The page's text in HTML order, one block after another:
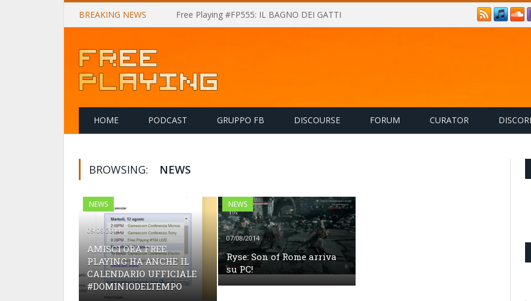
BREAKING NEWS Free Playing #FP555: IL BAGNO DEI GATTI
HOME PODCAST GRUPPO FB DISCOURSE FORUM CURATOR
BROWSING: NEWS
NEWS
09/08/2014
AMISCI ORA FREE
PLAYING HA ANCHE IL
CALENDARIO UFFICIALE
#DOMINIODELTEMPO
NEWS
07/08/2014
Ryse: Son of Rome arriva
su PC!